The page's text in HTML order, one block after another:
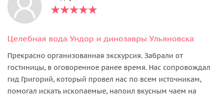
Целебная вода Ундор и динозавры Ульяновска
Прекрасно организованная экскурсия. Забрали от
гостиницы, в оговоренное ранее время. Нас сопровождал
гид Григорий, который провел нас по всем источникам,
помогал искать ископаемые, напоил вкусным чаем на